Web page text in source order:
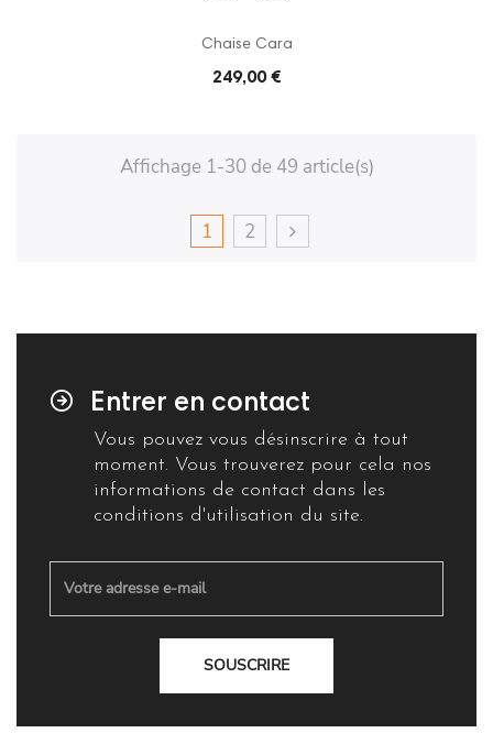
Chaise Cara
249,00 €
Affichage 1-30 de 49 article(s)
1 2
Entrer en contact
Vous pouvez vous désinscrire à tout
moment. Vous trouverez pour cela nos
informations de contact dans les
conditions d'utilisation du site.
SOUSCRIRE